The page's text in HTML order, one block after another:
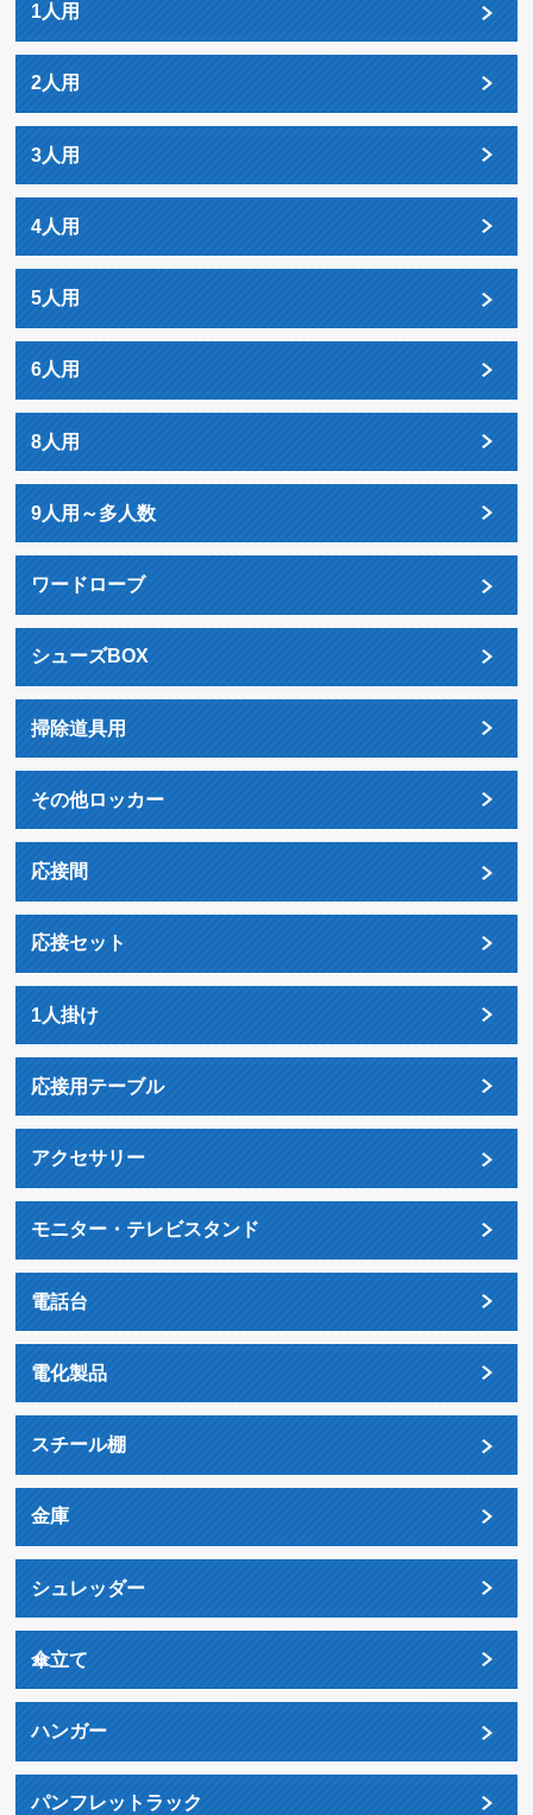
1人用
2人用
3人用
4人用
5人用
6人用
8人用
9人用～多人数
ワードローブ
シューズBOX
掃除道具用
その他ロッカー
応接間
応接セット
1人掛け
応接用テーブル
アクセサリー
モニター・テレビスタンド
電話台
電化製品
スチール棚
金庫
シュレッダー
傘立て
ハンガー
パンフレットラック